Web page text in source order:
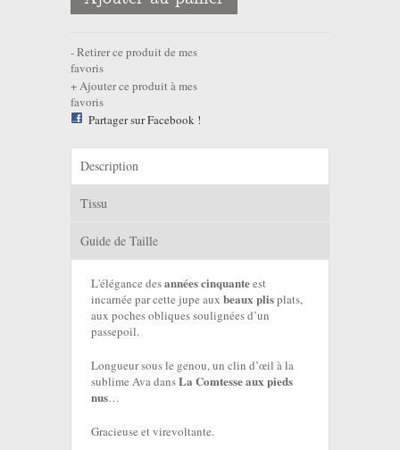
Retirer ce produit de mes
favoris
Ajouter ce produit à mes
favoris
Partager sur Facebook !
Description
Tissu
Guide de Taille
L'élégance desannées cinquanteest
incarnée par cette jupe aux beaux plisplats,
aux poches obliques soulignées d’un
passepoil.
Longueur sous le genou, un clin d’œil à la
sublime Ava dansLa Comtesse aux pieds
nus…
Gracieuse et virevoltante.